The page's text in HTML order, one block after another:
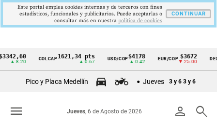
Cintillo
Colombia
COLCAP1621,34 pts USD/COP$4178
▲ 0.42
EUR/COP $3672
▼ 25.00
Pico y Placa Medellín Jueves 3 y 6 3 y 6
person search
Jueves, 6 de Agosto de 2026
menu
Este portal emplea cookies internas y de terceros con fines
estadísticos, funcionales y publicitarios. Puede aceptarlas o
consultar más en nuestra politica de cookies
CONTINUAR